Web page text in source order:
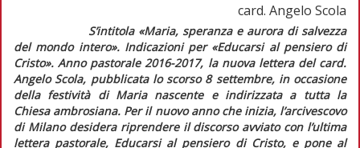
card. Angelo Scola
S’intitola «Maria, speranza e aurora di salvezza
del mondo intero». Indicazioni per «Educarsi al pensiero di
Cristo». Anno pastorale 2016-2017, la nuova lettera del card.
Angelo Scola, pubblicata lo scorso 8 settembre, in occasione
della festività di Maria nascente e indirizzata a tutta la
Chiesa ambrosiana. Per il nuovo anno che inizia, l’arcivescovo
di Milano desidera riprendere il discorso avviato con l’ultima
lettera pastorale, Educarsi al pensiero di Cristo, e pone al